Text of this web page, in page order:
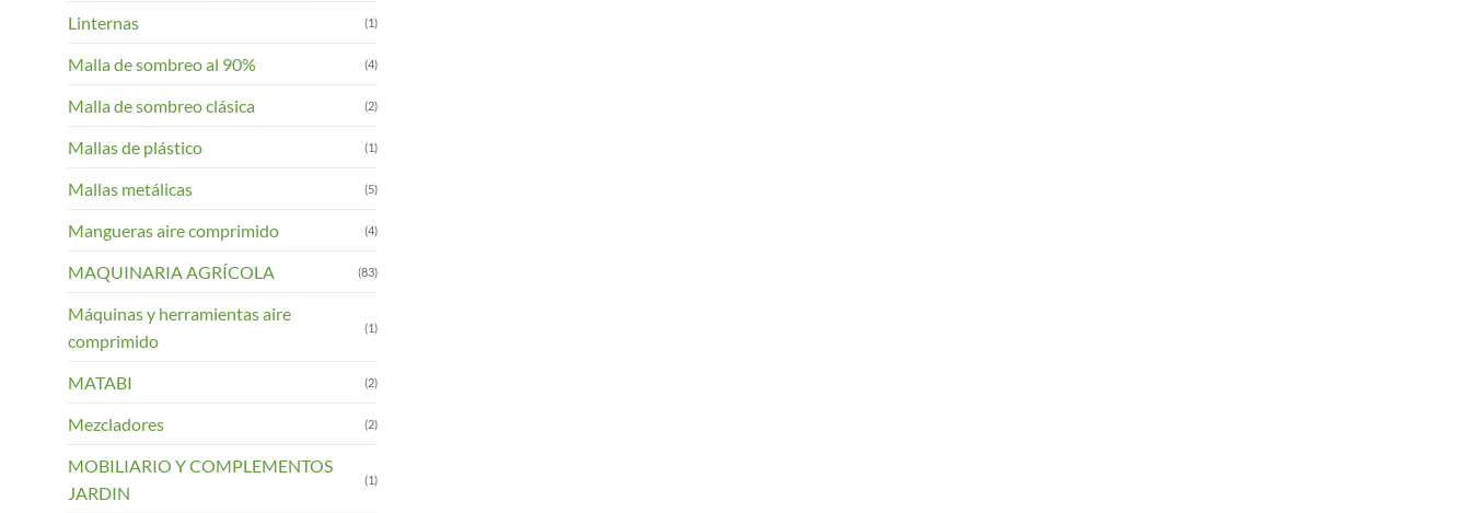
Linternas (1)
Malla de sombreo al 90% (4)
Malla de sombreo clásica (2)
Mallas de plástico (1)
Mallas metálicas (5)
Mangueras aire comprimido (4)
MAQUINARIA AGRÍCOLA (83)
Máquinas y herramientas aire
comprimido
(1)
MATABI (2)
Mezcladores (2)
MOBILIARIO Y COMPLEMENTOS
JARDIN
(1)